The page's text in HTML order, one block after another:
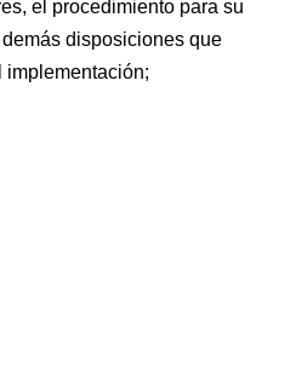
el procedimiento para su
disposiciones que
implementación;